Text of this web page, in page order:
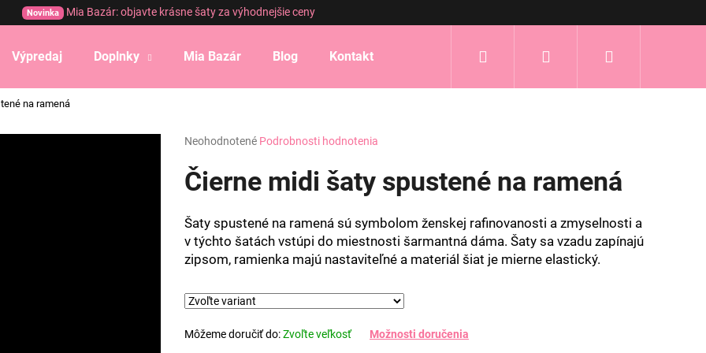
Novinka Mia Bazár: objavte krásne šaty za výhodnejšie ceny
Výpredaj Doplnky Mia Bazár Blog Kontakt Prihlásenie
na ramená
Priemerné
produktu
je
z
5
hviezdičiek.
Neohodnotené Podrobnosti hodnotenia
Čierne midi šaty spustené na ramená
Šaty spustené na ramená sú symbolom ženskej rafinovanosti a zmyselnosti a
v týchto šatách vstúpi do miestnosti šarmantná dáma. Šaty sa vzadu zapínajú
zipsom, ramienka majú nastaviteľné a materiál šiat je mierne elastický.
Môžeme doručiť do:Zvoľte veľkosť Možnosti doručenia
Čo potrebujete nájsť?
HĽADAŤ